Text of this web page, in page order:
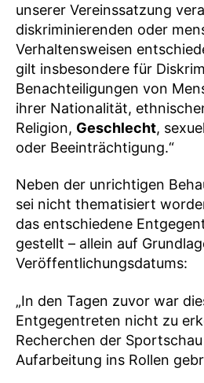
unserer Vereinssatzung
diskriminierenden oder
Verhaltensweisen
gilt insbesondere für
Benachteiligungen von
ihrer Nationalität,
Religion, Geschlecht,
oder Beeinträchtigung.“
Neben der unrichtigen
sei nicht thematisiert
das entschiedene
gestellt – allein auf
Veröffentlichungsdatums:
„In den Tagen zuvor war
Entgegentreten nicht zu
Recherchen der
Aufarbeitung ins Rollen